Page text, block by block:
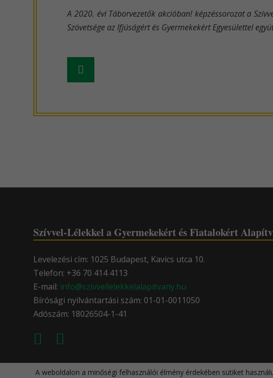
A 2020. évi Táborvezetők akcióban! képzéssorozat a
Szövetsége az Ifjúságért és Gyermekekért Egyesülettel
Frissebb
hír
Szívvel-Lélekkel a Gyermekekért és Fiatalokért
Levelezési cím: 1025 Budapest, Kavics utca 10.
Telefon: +36 70 414 4113
E-mail: info@szivvellelekkelalapitvany.hu
Bírósági nyilvántartási szám: 01-01-0011050
Adószám: 18026504-1-41
A weboldalon a minőségi felhasználói élmény érdekében sütiket